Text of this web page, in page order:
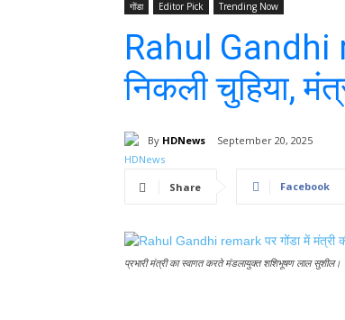
गोंडा Editor Pick Trending Now
Rahul Gandhi
निकली चुहिया,
By HDNews September 20, 2025
Share Facebook
प्रभारी मंत्री का स्वागत करते मंडलायुक्त शशिभूषण लाल सुशील।